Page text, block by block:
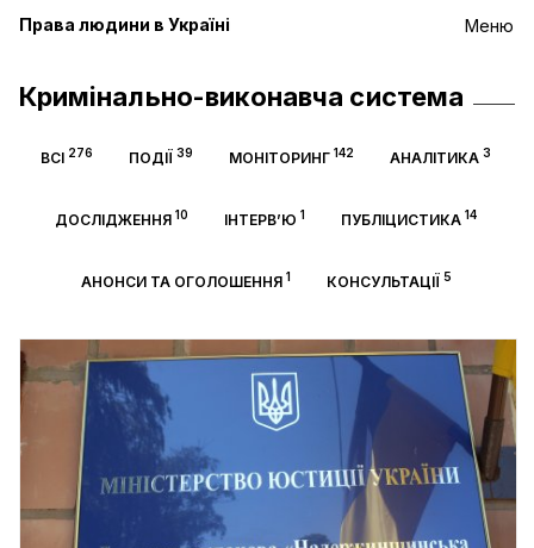
Меню
Права людини в Україні
Кримінально-виконавча система
ВСІ 276 ПОДІЇ 39 МОНІТОРИНГ 142 АНАЛІТИКА 3
ДОСЛІДЖЕННЯ 10 ІНТЕРВ’Ю 1 ПУБЛІЦИСТИКА 14
АНОНСИ ТА ОГОЛОШЕННЯ1 КОНСУЛЬТАЦІЇ5